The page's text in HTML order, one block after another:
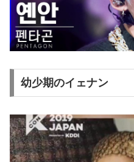
幼少期のイェナン